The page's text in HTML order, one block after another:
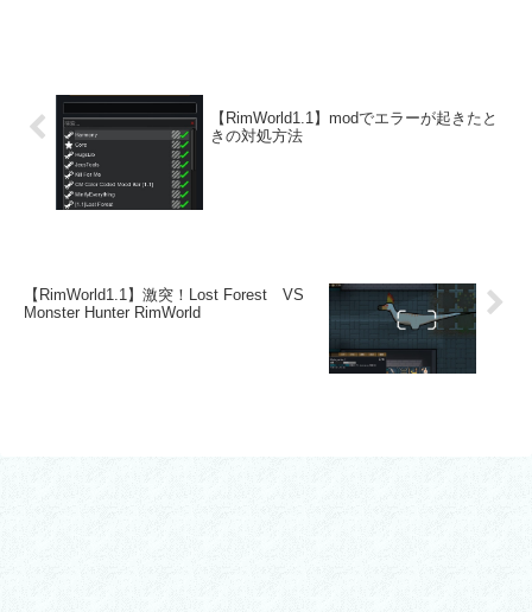
【RimWorld1.1】modでエラーが起きたと
きの対処方法
【RimWorld1.1】激突！Lost Forest VS
Monster Hunter RimWorld